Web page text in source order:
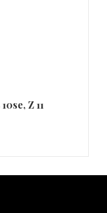
Z 11